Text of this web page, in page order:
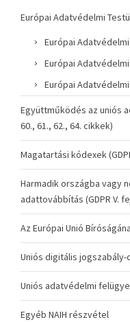
Európai Adatvédelmi
Európai
Európai
Európai
Együttműködés az uniós
60., 61., 62., 64. cikkek)
Magatartási kódexek
Harmadik országba vagy
adattovábbítás (GDPR V.
Az Európai Unió
Uniós digitális jogszabály-
Uniós adatvédelmi
Egyéb NAIH részvétel